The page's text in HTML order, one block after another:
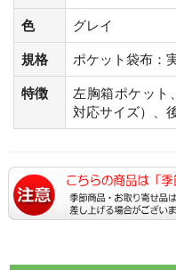
色 グレイ
規格 ポケット袋布：
特徴
左胸箱ポケット
対応サイズ）、